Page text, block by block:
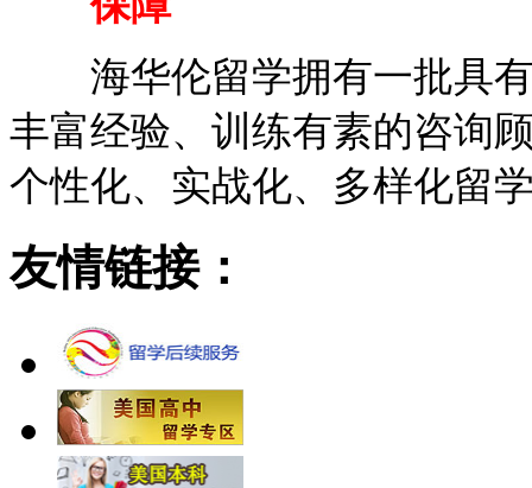
海华伦留学拥有一批具有
丰富经验、训练有素的咨询
个性化、实战化、多样化留
友情链接：